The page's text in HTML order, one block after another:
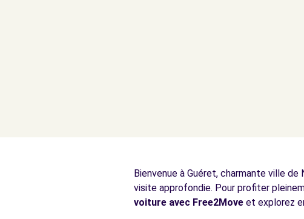
Bienvenue à Guéret, charmante ville
visite approfondie. Pour profiter
voiture avec Free2Move et explorez